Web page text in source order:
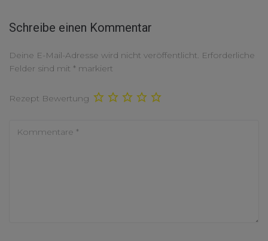
Schreibe einen Kommentar
Deine E-Mail-Adresse wird nicht veröffentlicht. Erforderliche
Felder sind mit * markiert
Rezept Bewertung